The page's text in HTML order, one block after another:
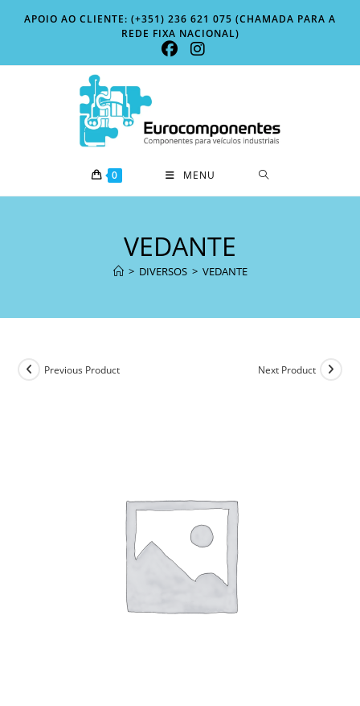
APOIO AO CLIENTE: (+351) 236 621 075 (CHAMADA PARA A
REDE FIXA NACIONAL)
0 MENU
VEDANTE
> DIVERSOS > VEDANTE
Previous Product Next Product